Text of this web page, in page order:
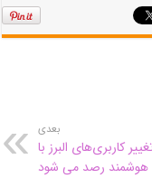
بعدی
کاربری‌های البرز با
هوشمند رصد می شود